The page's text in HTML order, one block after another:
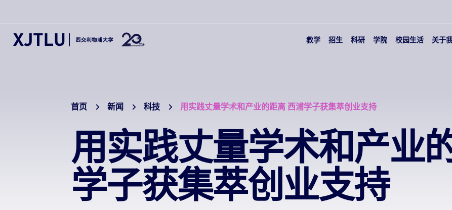
教学 招生 科研 学院 校园生活 关于
首页 新闻 科技 用实践丈量学术和产业的距离 西浦学子获集萃创业支持
用实践丈量学术和产业
学子获集萃创业支持